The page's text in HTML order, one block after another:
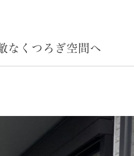
なくつろぎ空間へ